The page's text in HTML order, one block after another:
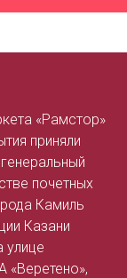
«Рамстор»
приняли
почетных
Камиль
Казани
улице
«Веретено»,